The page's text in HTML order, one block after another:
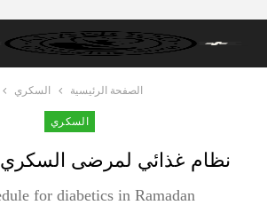
الصفحة الرئيسية السكري
السكري
نظام غذائي لمرضى
for diabetics in Ramadan